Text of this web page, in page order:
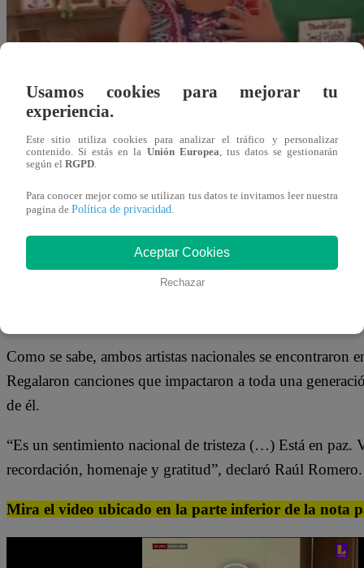
jherrera@latina.pe
29 de diciembre 2023
Raúl Romero asistió al velatorio de Pedro Suárez
pronunció ayer a través de sus redes sociales, se detuvo
Como se sabe, ambos artistas nacionales se encontraron
Regalaron canciones que impactaron a toda una
de él.
“Es un sentimiento nacional de tristeza (…) Está en paz.
recordación, homenaje y gratitud”, declaró Raúl Romero.
Mira el video ubicado en la parte inferior de la nota
Usamos cookies para mejorar tu
experiencia.
Este sitio utiliza cookies para analizar el tráfico y personalizar
contenido. Si estás en la Unión Europea, tus datos se gestionarán
según el RGPD.
Para conocer mejor como se utilizan tus datos te invitamos leer nuestra
pagina de Política de privacidad.
Aceptar Cookies
Rechazar